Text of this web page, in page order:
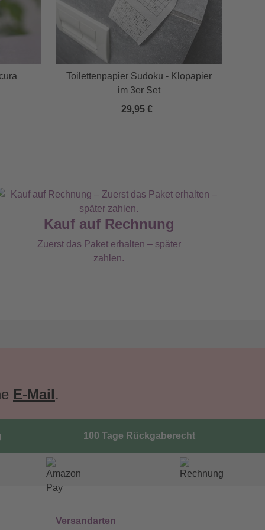
Toilettenpapier Sudoku - Klopapier
im 3er Set
29,95 €
Kauf auf Rechnung
Zuerst das Paket erhalten – später
zahlen.
E-Mail.
100 Tage Rückgaberecht
Versandarten